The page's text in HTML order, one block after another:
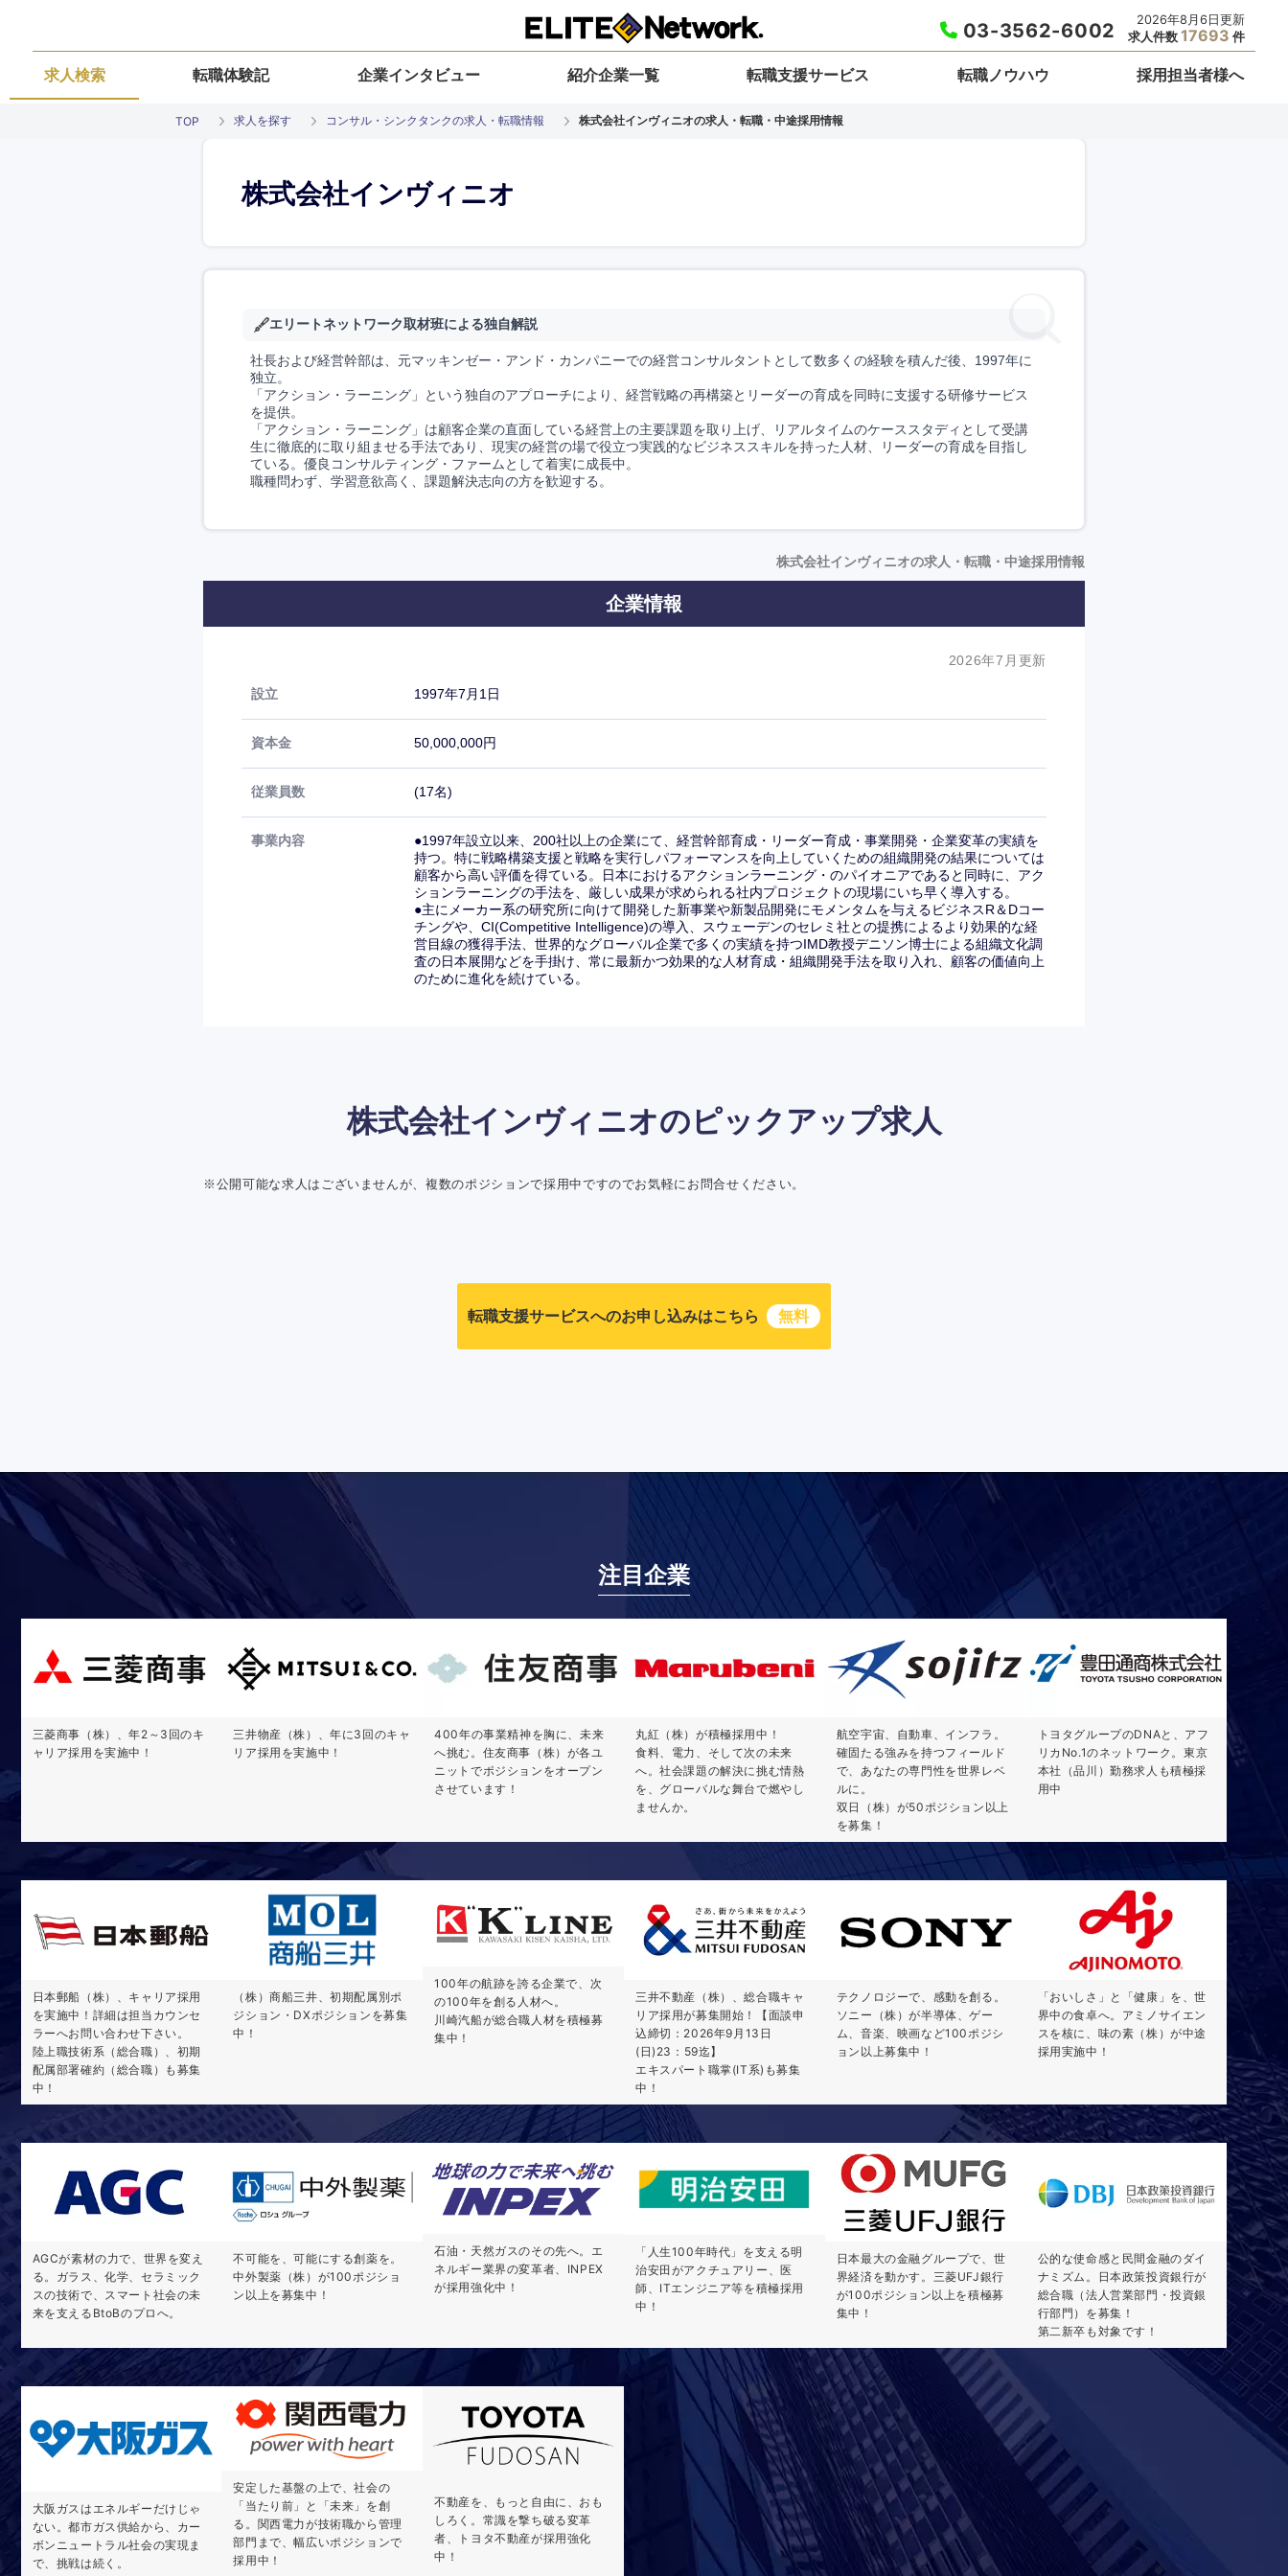
2026年8月6日更新
求人件数 17693 件
03-3562-6002
求人検索 転職体験記 企業インタビュー 紹介企業一覧 転職支援サービス 転職ノウハウ 採用担当者様へ
TOP 求人を探す コンサル・シンクタンクの求人・転職情報 株式会社インヴィニオの求人・転職・中途採用情報
株式会社インヴィニオ
エリートネットワーク取材班による独自解説
社長および経営幹部は、元マッキンゼー・アンド・カンパニーでの経営コンサルタントとして数多くの経験を積んだ後、1997年に
独立。
「アクション・ラーニング」という独自のアプローチにより、経営戦略の再構築とリーダーの育成を同時に支援する研修サービス
を提供。
「アクション・ラーニング」は顧客企業の直面している経営上の主要課題を取り上げ、リアルタイムのケーススタディとして受講
生に徹底的に取り組ませる手法であり、現実の経営の場で役立つ実践的なビジネススキルを持った人材、リーダーの育成を目指し
ている。優良コンサルティング・ファームとして着実に成長中。
職種問わず、学習意欲高く、課題解決志向の方を歓迎する。
株式会社インヴィニオの求人・転職・中途採用情報
企業情報
2026年7月更新
設立 1997年7月1日
資本金 50,000,000円
従業員数 (17名)
事業内容
●1997年設立以来、200社以上の企業にて、経営幹部育成・リーダー育成・事業開発・企業変革の実績を
持つ。特に戦略構築支援と戦略を実行しパフォーマンスを向上していくための組織開発の結果については
顧客から高い評価を得ている。日本におけるアクションラーニング・のパイオニアであると同時に、アク
ションラーニングの手法を、厳しい成果が求められる社内プロジェクトの現場にいち早く導入する。
●主にメーカー系の研究所に向けて開発した新事業や新製品開発にモメンタムを与えるビジネスR＆Dコー
チングや、CI(Competitive Intelligence)の導入、スウェーデンのセレミ社との提携によるより効果的な経
営目線の獲得手法、世界的なグローバル企業で多くの実績を持つIMD教授デニソン博士による組織文化調
査の日本展開などを手掛け、常に最新かつ効果的な人材育成・組織開発手法を取り入れ、顧客の価値向上
のために進化を続けている。
株式会社インヴィニオのピックアップ求人
※公開可能な求人はございませんが、複数のポジションで採用中ですのでお気軽にお問合せください。
転職支援サービスへのお申し込みはこちら 無料
注目企業
三菱商事（株）、年2～3回のキ
ャリア採用を実施中！
三井物産（株）、年に3回のキャ
リア採用を実施中！
400年の事業精神を胸に、未来
へ挑む。住友商事（株）が各ユ
ニットでポジションをオープン
させています！
丸紅（株）が積極採用中！
食料、電力、そして次の未来
へ。社会課題の解決に挑む情熱
を、グローバルな舞台で燃やし
ませんか。
航空宇宙、自動車、インフラ。
確固たる強みを持つフィールド
で、あなたの専門性を世界レベ
ルに。
双日（株）が50ポジション以上
を募集！
トヨタグループのDNAと、アフ
リカNo.1のネットワーク。東京
本社（品川）勤務求人も積極採
用中
日本郵船（株）、キャリア採用
を実施中！詳細は担当カウンセ
ラーへお問い合わせ下さい。
陸上職技術系（総合職）、初期
配属部署確約（総合職）も募集
中！
（株）商船三井、初期配属別ポ
ジション・DXポジションを募集
中！
100年の航跡を誇る企業で、次
の100年を創る人材へ。
川崎汽船が総合職人材を積極募
集中！
三井不動産（株）、総合職キャ
リア採用が募集開始！【面談申
込締切：2026年9月13日
(日)23：59迄】
エキスパート職掌(IT系)も募集
中！
テクノロジーで、感動を創る。
ソニー（株）が半導体、ゲー
ム、音楽、映画など100ポジシ
ョン以上募集中！
「おいしさ」と「健康」を、世
界中の食卓へ。アミノサイエン
スを核に、味の素（株）が中途
採用実施中！
AGCが素材の力で、世界を変え
る。ガラス、化学、セラミック
スの技術で、スマート社会の未
来を支えるBtoBのプロへ。
不可能を、可能にする創薬を。
中外製薬（株）が100ポジショ
ン以上を募集中！
石油・天然ガスのその先へ。エ
ネルギー業界の変革者、INPEX
が採用強化中！
「人生100年時代」を支える明
治安田がアクチュアリー、医
師、ITエンジニア等を積極採用
中！
日本最大の金融グループで、世
界経済を動かす。三菱UFJ銀行
が100ポジション以上を積極募
集中！
公的な使命感と民間金融のダイ
ナミズム。日本政策投資銀行が
総合職（法人営業部門・投資銀
行部門）を募集！
第二新卒も対象です！
大阪ガスはエネルギーだけじゃ
ない。都市ガス供給から、カー
ボンニュートラル社会の実現ま
で、挑戦は続く。
安定した基盤の上で、社会の
「当たり前」と「未来」を創
る。関西電力が技術職から管理
部門まで、幅広いポジションで
採用中！
不動産を、もっと自由に、おも
しろく。常識を撃ち破る変革
者、トヨタ不動産が採用強化
中！